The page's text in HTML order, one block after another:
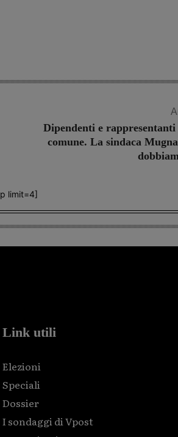
Dipendenti e
comune. La sindaca
limit=4]
Link utili
Elezioni
Speciali
Dossier
I sondaggi di Vpost